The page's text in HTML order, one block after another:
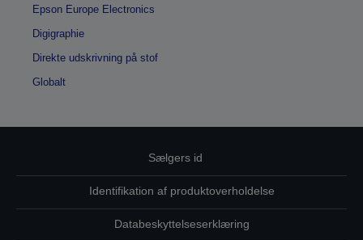
Epson Europe Electronics
Digigraphie
Direkte udskrivning på stof
Globalt
Sælgers id
Identifikation af produktoverholdelse
Databeskyttelseserklæring